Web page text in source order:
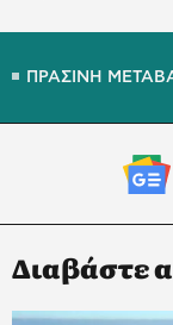
ΠΡΑΣΙΝΗ
Διαβάστε